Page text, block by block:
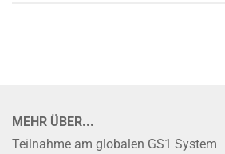
MEHR ÜBER...
Teilnahme am globalen GS1 System